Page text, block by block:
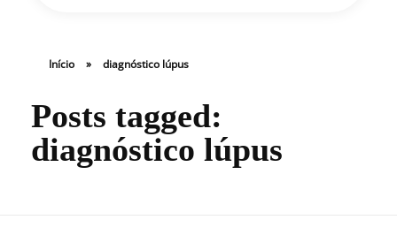
Início » diagnóstico lúpus
Posts tagged:
diagnóstico lúpus